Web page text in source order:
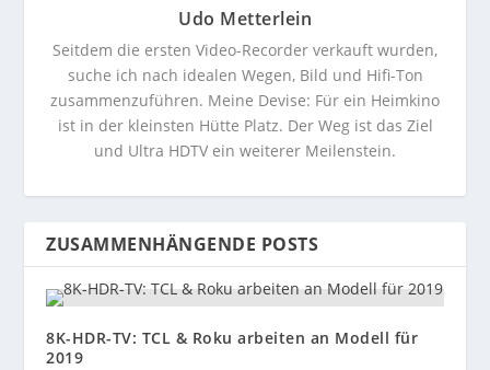
Udo Metterlein
Seitdem die ersten Video-Recorder verkauft wurden,
suche ich nach idealen Wegen, Bild und Hifi-Ton
zusammenzuführen. Meine Devise: Für ein Heimkino
ist in der kleinsten Hütte Platz. Der Weg ist das Ziel
und Ultra HDTV ein weiterer Meilenstein.
ZUSAMMENHÄNGENDE POSTS
8K-HDR-TV: TCL & Roku arbeiten an Modell für
2019